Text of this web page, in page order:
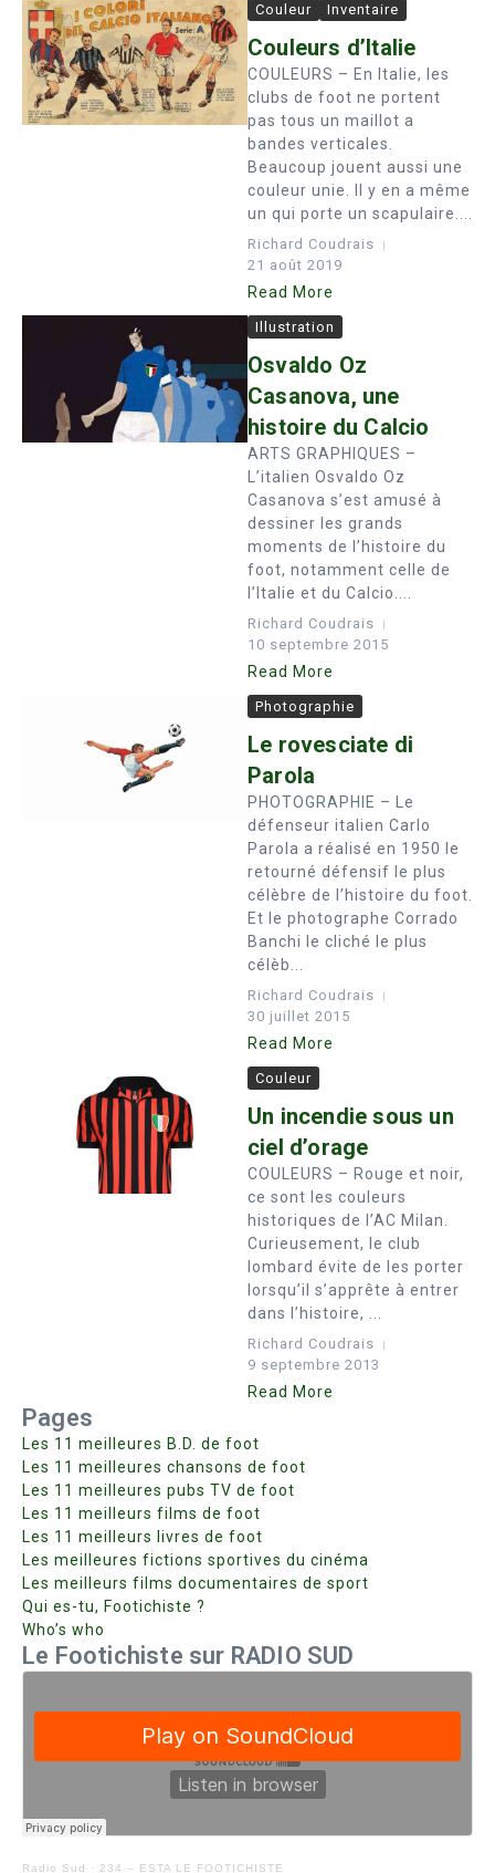
Couleur Inventaire
Couleurs d’Italie
COULEURS – En Italie, les
clubs de foot ne portent
pas tous un maillot a
bandes verticales.
Beaucoup jouent aussi une
couleur unie. Il y en a même
un qui porte un scapulaire....
Richard Coudrais
21 août 2019
Read More
Illustration
Osvaldo Oz
Casanova, une
histoire du Calcio
ARTS GRAPHIQUES –
L’italien Osvaldo Oz
Casanova s’est amusé à
dessiner les grands
moments de l’histoire du
foot, notamment celle de
l’Italie et du Calcio....
Richard Coudrais
10 septembre 2015
Read More
Photographie
Le rovesciate di
Parola
PHOTOGRAPHIE – Le
défenseur italien Carlo
Parola a réalisé en 1950 le
retourné défensif le plus
célèbre de l’histoire du foot.
Et le photographe Corrado
Banchi le cliché le plus
célèb...
Richard Coudrais
30 juillet 2015
Read More
Couleur
Un incendie sous un
ciel d’orage
COULEURS – Rouge et noir,
ce sont les couleurs
historiques de l’AC Milan.
Curieusement, le club
lombard évite de les porter
lorsqu’il s’apprête à entrer
dans l’histoire, ...
Richard Coudrais
9 septembre 2013
Read More
Pages
Les 11 meilleures B.D. de foot
Les 11 meilleures chansons de foot
Les 11 meilleures pubs TV de foot
Les 11 meilleurs films de foot
Les 11 meilleurs livres de foot
Les meilleures fictions sportives du cinéma
Les meilleurs films documentaires de sport
Qui es-tu, Footichiste ?
Who’s who
Le Footichiste sur RADIO SUD
Radio Sud · 234 – ESTA LE FOOTICHISTE